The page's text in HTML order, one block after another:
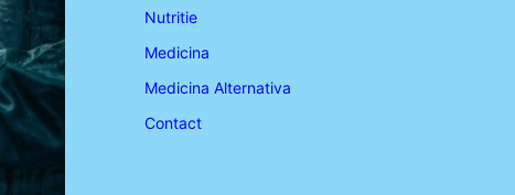
Nutritie
Medicina
Medicina Alternativa
Contact